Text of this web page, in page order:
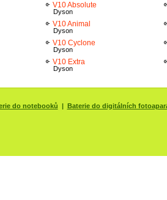
V10 Absolute
Dyson
V10 Animal
Dyson
V10 Cyclone
Dyson
V10 Extra
Dyson
do notebooků | Baterie do digitálních